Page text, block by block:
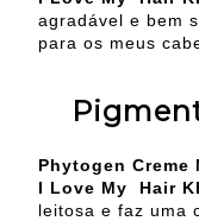
agradável e bem
para os meus
Phytogen
I Love My Hair
leitosa e faz uma